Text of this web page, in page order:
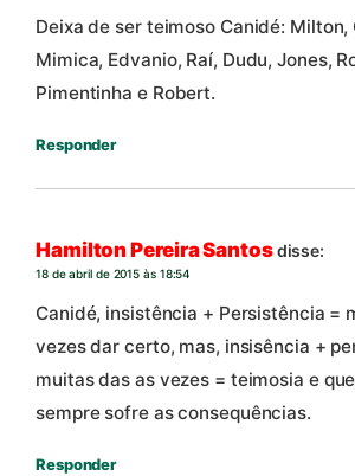
Deixa de ser teimoso Canidé: Milton,
Mimica, Edvanio, Raí, Dudu, Jones,
Pimentinha e Robert.
Responder
Hamilton Pereira Santosdisse:
18 de abril de 2015 às 18:54
Canidé, insistência + Persistência =
vezes dar certo, mas, insisência +
muitas das as vezes = teimosia e
sempre sofre as consequências.
Responder